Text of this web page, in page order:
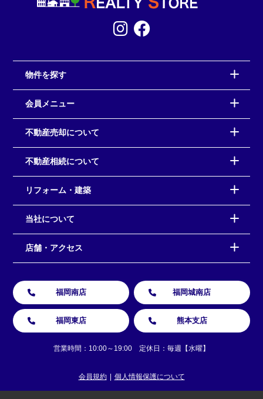
物件を探す
会員メニュー
不動産売却について
不動産相続について
リフォーム・建築
当社について
店舗・アクセス
福岡南店 福岡城南店
福岡東店 熊本支店
営業時間：10:00～19:00 定休日：毎週【水曜】
会員規約 個人情報保護について